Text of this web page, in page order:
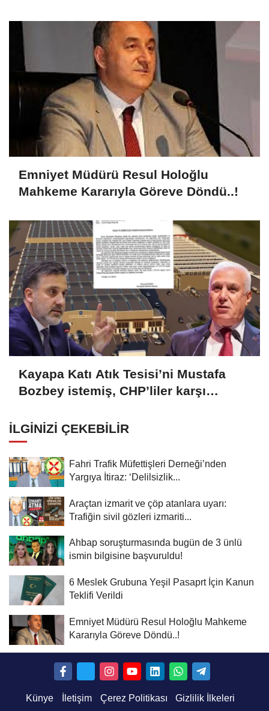
Emniyet Müdürü Resul Holoğlu
Mahkeme Kararıyla Göreve Döndü..!
Kayapa Katı Atık Tesisi’ni Mustafa
Bozbey istemiş, CHP’liler karşı
İLGINIZI ÇEKEBILIR
Fahri Trafik Müfettişleri Derneği’nden
Yargıya İtiraz: ‘Delilsizlik...
Araçtan izmarit ve çöp atanlara uyarı:
Trafiğin sivil gözleri izmariti...
Ahbap soruşturmasında bugün de 3 ünlü
ismin bilgisine başvuruldu!
6 Meslek Grubuna Yeşil Pasaprt İçin Kanun
Teklifi Verildi
Emniyet Müdürü Resul Holoğlu Mahkeme
Kararıyla Göreve Döndü..!
Künye İletişim Çerez Politikası Gizlilik İlkeleri